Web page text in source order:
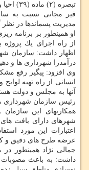
تبصره
قیر مجانی نسبت به
مدیریت پسماندها در
او همینطور بر برنامه
از راه اجرای یك
اظهار داشت: سازمان
درآمدزا شهرداری ها و
وی افزود: پیگیر رفع
انسانی از راه تهیه
آنها به مجلس و دولت
رئیس سازمان شهرداری
همكاریهای این سازمان
شهرهای دارای بافت
اعتبارات این مورد
عرضه طرح های دقیق و
جمالی نژاد همینطور
داشت: به باعث مصوبات